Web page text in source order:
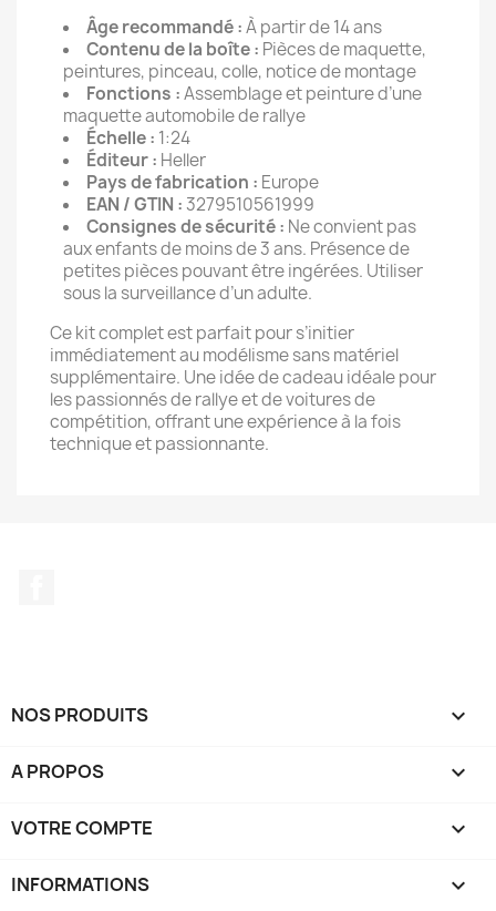
Âge recommandé :À partir de 14 ans
Contenu de la boîte : Pièces de maquette,
peintures, pinceau, colle, notice de montage
Fonctions :Assemblage et peinture d’une
maquette automobile de rallye
Échelle : 1:24
Éditeur : Heller
Pays de fabrication : Europe
EAN / GTIN :3279510561999
Consignes de sécurité : Ne convient pas
aux enfants de moins de 3 ans. Présence de
petites pièces pouvant être ingérées. Utiliser
sous la surveillance d’un adulte.
Ce kit complet est parfait pour s’initier
immédiatement au modélisme sans matériel
supplémentaire. Une idée de cadeau idéale pour
les passionnés de rallye et de voitures de
compétition, offrant une expérience à la fois
technique et passionnante.
NOS PRODUITS 
A PROPOS 
VOTRE COMPTE 
INFORMATIONS keyboard_arrow_down